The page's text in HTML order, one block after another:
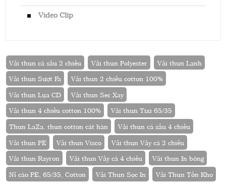
Video Clip
Vải thun cá sấu 2 chiều Vải thun Polyester
Vải thun Lạnh
Vải thun Sượt Fa
Vải thun 2 chiều cotton 100%
Vải thun Lụa CD
Vải thun Sec Xay
Vải thun 4 chiều cotton 100%
Vải thun Tixi 65/35
Thun LaZa, thun cotton cát hàn
Vải thun cá sấu 4 chiều
Vải thun PE
Vải thun Visco
Vải thun Vảy cá 2 chiều
Vải thun Rayron
Vải thun Vảy cá 4 chiều
Vải thun In bông
Nỉ cào PE, 65/35, Cotton
Vải Thun Sọc In Vải Thun Tồn Kho